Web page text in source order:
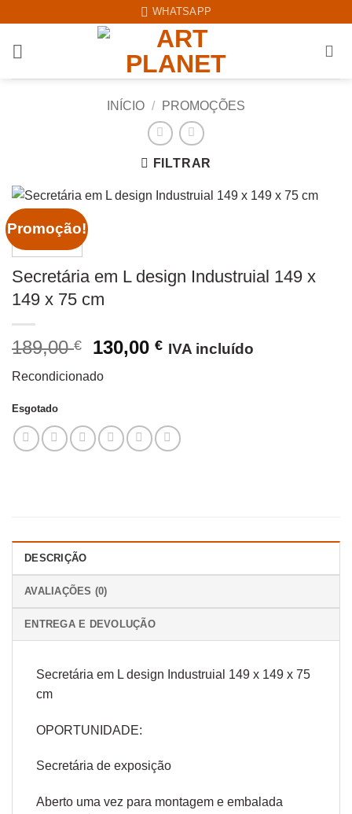
content
WHATSAPP
INÍCIO / PROMOÇÕES
FILTRAR
Promoção!
Secretária em L design Industruial 149 x
149 x 75 cm
189,00€
O
original
189,00 €.
130,00€O
130,00 €.
IVA incluído
Recondicionado
Esgotado
DESCRIÇÃO
AVALIAÇÕES (0)
ENTREGA E DEVOLUÇÃO
Secretária em L design Industruial 149 x 149 x 75
cm
OPORTUNIDADE:
Secretária de exposição
Aberto uma vez para montagem e embalada